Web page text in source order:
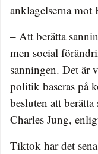
anklagelserna mot
– Att berätta
men social
sanningen. Det
politik baseras på
besluten att
Charles Jung,
Tiktok har det